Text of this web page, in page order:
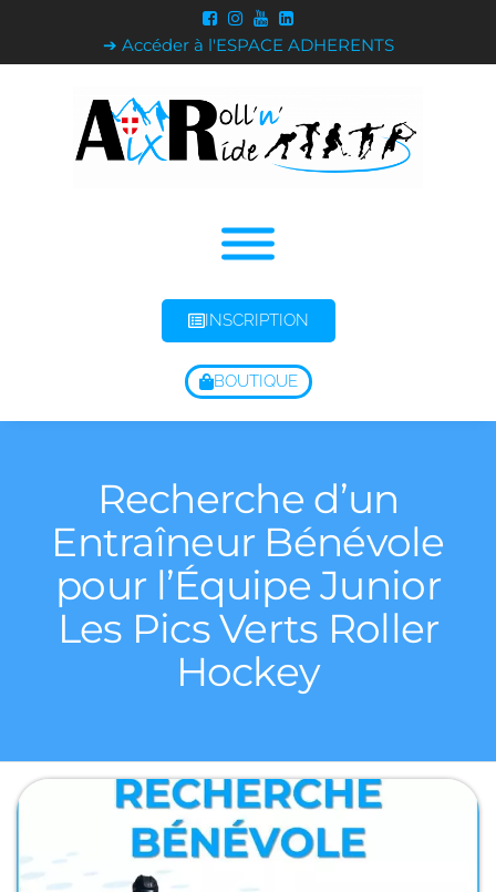
➔ Accéder à l'ESPACE ADHERENTS
INSCRIPTION
BOUTIQUE
Recherche d’un
Entraîneur Bénévole
pour l’Équipe Junior
Les Pics Verts Roller
Hockey